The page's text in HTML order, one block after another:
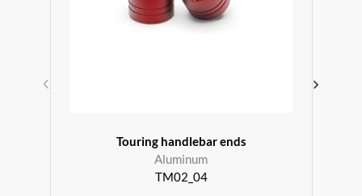
Touring handlebar ends
Aluminum
TM02_04